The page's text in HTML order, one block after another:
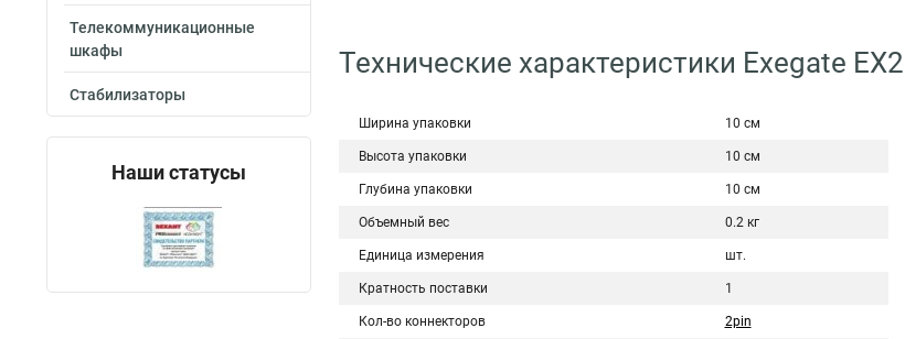
Телекоммуникационные
шкафы
Стабилизаторы
Наши статусы
Технические характеристики Exegate
Ширина упаковки 10 см
Высота упаковки 10 см
Глубина упаковки 10 см
Объемный вес 0.2 кг
Единица измерения шт.
Кратность поставки 1
Кол-во коннекторов 2pin